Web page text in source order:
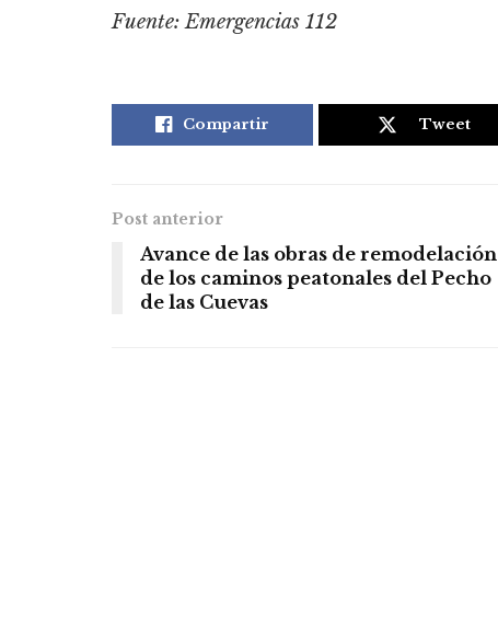
Fuente: Emergencias 112
Compartir Tweet
Post anterior
Avance de las obras de remodelación
de los caminos peatonales del Pecho
de las Cuevas